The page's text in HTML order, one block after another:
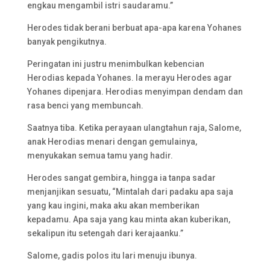
engkau mengambil istri saudaramu.”
Herodes tidak berani berbuat apa-apa karena Yohanes
banyak pengikutnya.
Peringatan ini justru menimbulkan kebencian
Herodias kepada Yohanes. Ia merayu Herodes agar
Yohanes dipenjara. Herodias menyimpan dendam dan
rasa benci yang membuncah.
Saatnya tiba. Ketika perayaan ulangtahun raja, Salome,
anak Herodias menari dengan gemulainya,
menyukakan semua tamu yang hadir.
Herodes sangat gembira, hingga ia tanpa sadar
menjanjikan sesuatu, “Mintalah dari padaku apa saja
yang kau ingini, maka aku akan memberikan
kepadamu. Apa saja yang kau minta akan kuberikan,
sekalipun itu setengah dari kerajaanku.”
Salome, gadis polos itu lari menuju ibunya.